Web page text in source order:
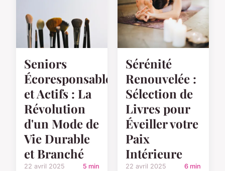
Seniors
Écoresponsables
et Actifs : La
Révolution
d'un Mode de
Vie Durable
et Branché
22 avril 2025 5 min
Sérénité
Renouvelée :
Sélection de
Livres pour
Éveiller votre
Paix
Intérieure
22 avril 2025 6 min